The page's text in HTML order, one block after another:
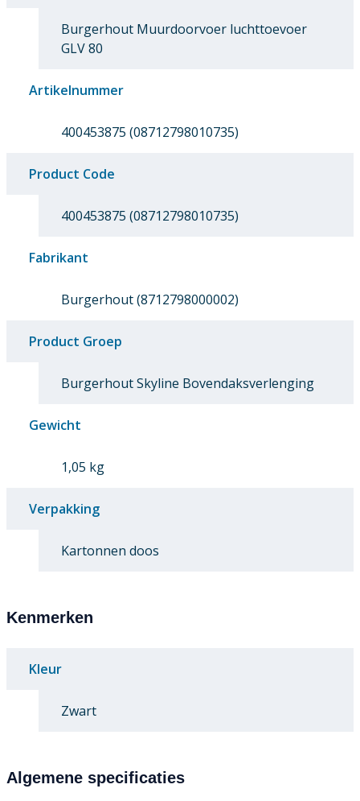
Burgerhout Muurdoorvoer luchttoevoer
GLV 80
Artikelnummer
400453875 (08712798010735)
Product Code
400453875 (08712798010735)
Fabrikant
Burgerhout (8712798000002)
Product Groep
Burgerhout Skyline Bovendaksverlenging
Gewicht
1,05 kg
Verpakking
Kartonnen doos
Kenmerken
Kleur
Zwart
Algemene specificaties